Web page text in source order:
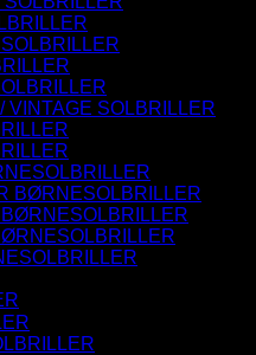
VINTAGE SOLBRILLER
BØRNESOLBRILLER